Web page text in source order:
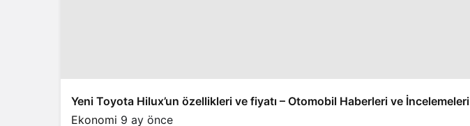
Yeni Toyota Hilux’un özellikleri ve fiyatı – Otomobil Haberleri ve İncelemeleri
Ekonomi 9 ay önce